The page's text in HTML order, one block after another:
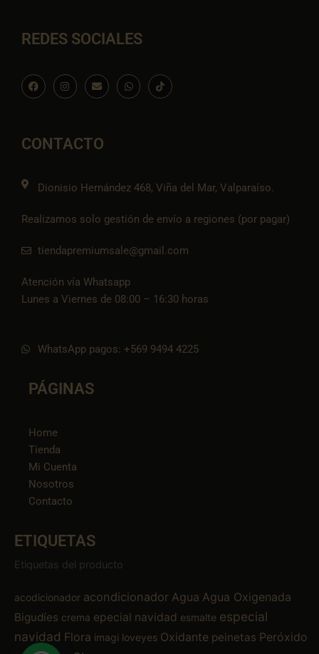
REDES SOCIALES
F
a
c
o
k
I
n
s
r
a
E
n
v
p
e
W
h
a
I
c
o
CONTACTO
Dionisio Hernández 468, Viña del Mar, Valparaíso.
Realizamos solo gestión de envío a regiones (por pagar)
tiendapremiumsale@gmail.com
Atención vía Whatsapp
Lunes a Viernes de 08:00 – 16:30 horas
WhatsApp pagos: +569 9494 4225
PÁGINAS
Home
Tienda
Mi Cuenta
Nosotros
Contacto
ETIQUETAS
Etiquetas del producto
acodicionador acondicionador Agua Agua Oxigenada
Bigudíes crema epecial navidad esmalte especial
navidad Flora imagi loveyes Oxidante peinetas Peróxido